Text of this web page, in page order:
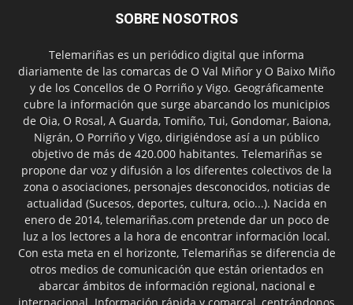
SOBRE NOSOTROS
Telemariñas es un periódico digital que informa
diariamente de las comarcas de O Val Miñor y O Baixo Miño
y de los Concellos de O Porriño y Vigo. Geográficamente
cubre la información que surge abarcando los municipios
de Oia, O Rosal, A Guarda, Tomiño, Tui, Gondomar, Baiona,
Nigrán, O Porriño y Vigo, dirigiéndose así a un público
objetivo de más de 420.000 habitantes. Telemariñas se
propone dar voz y difusión a los diferentes colectivos de la
zona o asociaciones, personajes desconocidos, noticias de
actualidad (Sucesos, deportes, cultura, ocio...). Nacida en
enero de 2014, telemariñas.com pretende dar un poco de
luz a los lectores a la hora de encontrar información local.
Con esta meta en el horizonte, Telemariñas se diferencia de
otros medios de comunicación que están orientados en
abarcar ámbitos de información regional, nacional e